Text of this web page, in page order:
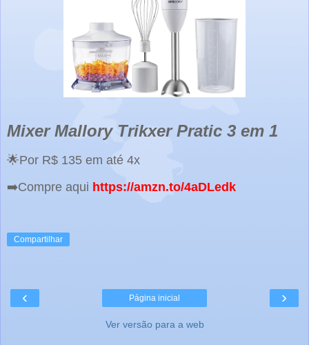
Mixer Mallory Trikxer Pratic 3 em 1
🌟Por R$ 135 em até 4x
➡️Compre aqui https://amzn.to/4aDLedk
Compartilhar
‹ ›
Página inicial
Ver versão para a web